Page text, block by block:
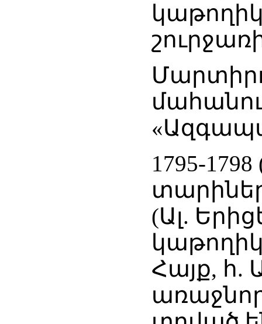
1795-
(Ալ.
Հայք, հ.